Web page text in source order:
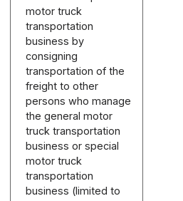
motor truck
transportation
business by
consigning
transportation of the
freight to other
persons who manage
the general motor
truck transportation
business or special
motor truck
transportation
business (limited to